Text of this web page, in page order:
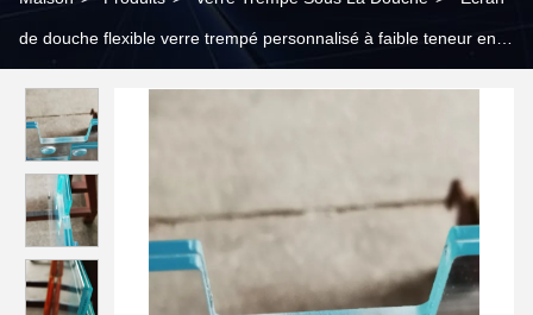
de douche flexible verre trempé personnalisé à faible teneur en